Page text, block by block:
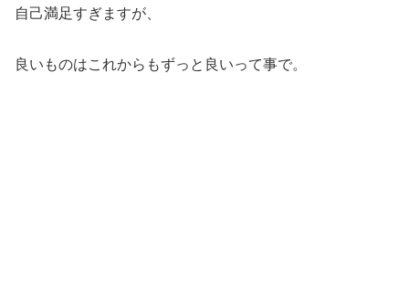
自己満足すぎますが、
良いものはこれからもずっと良いって事で。